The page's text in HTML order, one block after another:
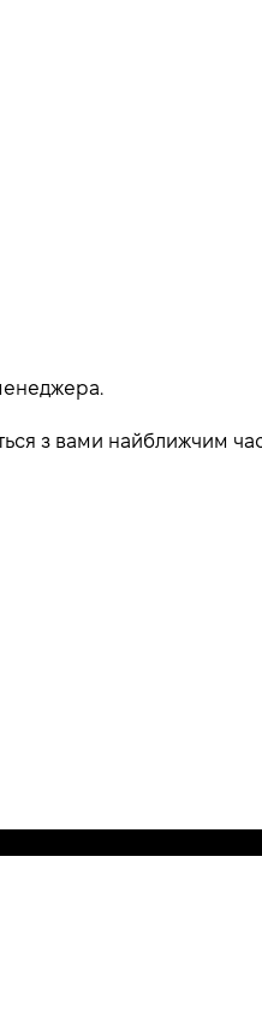
з вами найближчим